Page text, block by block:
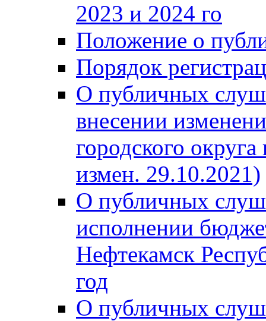
2023 и 2024 го
Положение о
Порядок
О публичных
внесении
городского
измен. 29.10.2021)
О публичных
исполнении
Нефтекамск
год
О публичных